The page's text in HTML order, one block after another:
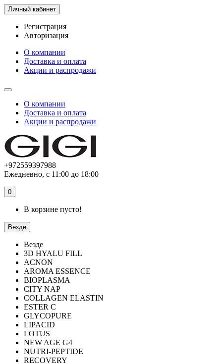
Личный кабинет
Регистрация
Авторизация
О компании
Доставка и оплата
Акции и распродажи
О компании
Доставка и оплата
Акции и распродажи
+972559397988
Ежедневно, с 11:00 до 18:00
0
В корзине пусто!
Везде
Везде
3D HYALU FILL
ACNON
AROMA ESSENCE
BIOPLASMA
CITY NAP
COLLAGEN ELASTIN
ESTER C
GLYCOPURE
LIPACID
LOTUS
NEW AGE G4
NUTRI-PEPTIDE
RECOVERY